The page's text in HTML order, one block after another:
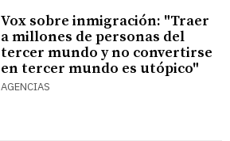
Vox sobre inmigración: "Traer
a millones de personas del
tercer mundo y no convertirse
en tercer mundo es utópico"
AGENCIAS